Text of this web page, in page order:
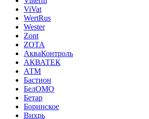
ViVat
WertRus
Wester
Zont
ZOTA
АкваКонтроль
АКВАТЕК
АТМ
Бастион
БелОМО
Бетар
Боринское
Вихрь